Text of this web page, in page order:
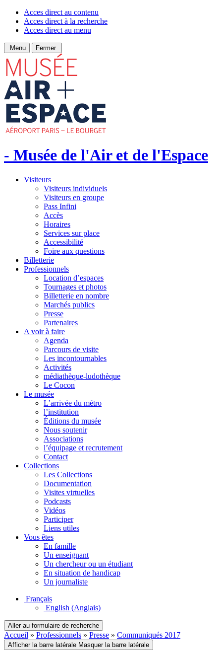
Acces direct au contenu
Acces direct à la recherche
Acces direct au menu
Menu Fermer
- Musée de l'Air et de l'Espace
Visiteurs
Visiteurs individuels
Visiteurs en groupe
Pass Infini
Accès
Horaires
Services sur place
Accessibilité
Foire aux questions
Billetterie
Professionnels
Location d’espaces
Tournages et photos
Billetterie en nombre
Marchés publics
Presse
Partenaires
A voir à faire
Agenda
Parcours de visite
Les incontournables
Activités
médiathèque-ludothèque
Le Cocon
Le musée
L’arrivée du métro
l’institution
Éditions du musée
Nous soutenir
Associations
l’équipage et recrutement
Contact
Collections
Les Collections
Documentation
Visites virtuelles
Podcasts
Vidéos
Participer
Liens utiles
Vous êtes
En famille
Un enseignant
Un chercheur ou un étudiant
En situation de handicap
Un journaliste
Français
English (Anglais)
Aller au formulaire de recherche
Accueil » Professionnels » Presse » Communiqués 2017
Afficher la barre latérale Masquer la barre latérale